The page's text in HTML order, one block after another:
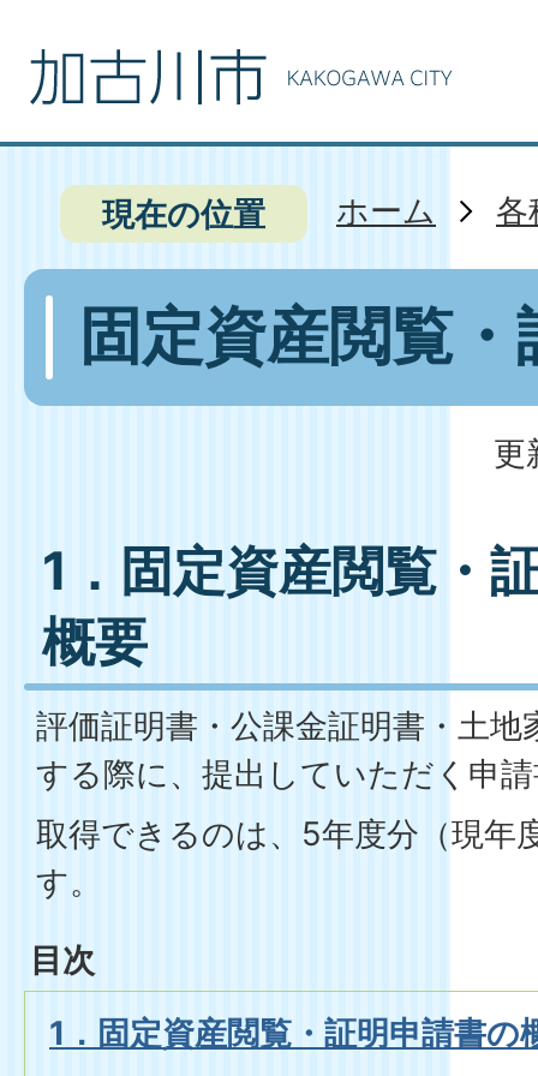
現在の位置 ホーム 各
固定資産閲覧
更
1．固定資産閲覧・
概要
評価証明書・公課金証明書・土
する際に、提出していただく申
取得できるのは、5年度分（現年
す。
目次
1．固定資産閲覧・証明申請書の